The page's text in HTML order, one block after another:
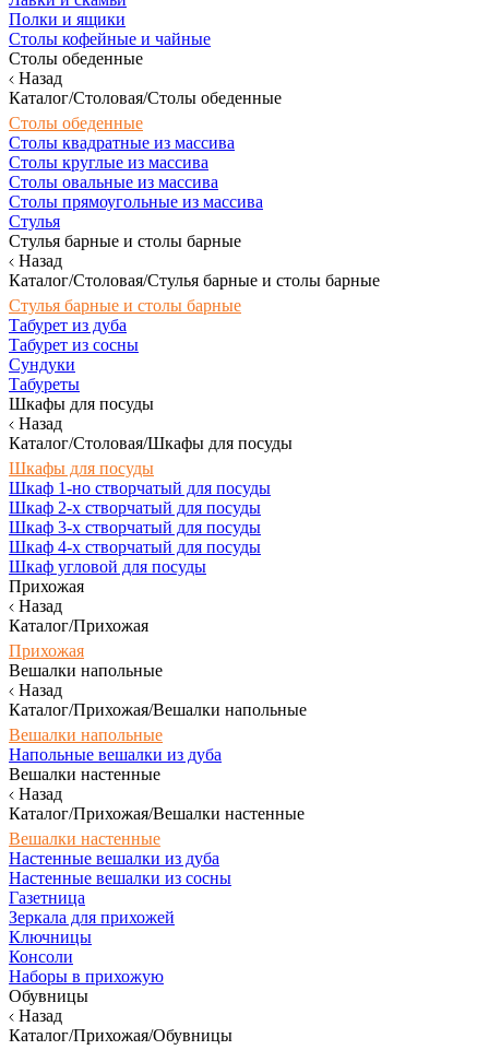
Полки и ящики
Столы кофейные и чайные
Столы обеденные
Назад
Каталог/Столовая/Столы обеденные
Столы обеденные
Столы квадратные из массива
Столы круглые из массива
Столы овальные из массива
Столы прямоугольные из массива
Стулья
Стулья барные и столы барные
Назад
Каталог/Столовая/Стулья барные и столы барные
Стулья барные и столы барные
Табурет из дуба
Табурет из сосны
Сундуки
Табуреты
Шкафы для посуды
Назад
Каталог/Столовая/Шкафы для посуды
Шкафы для посуды
Шкаф 1-но створчатый для посуды
Шкаф 2-х створчатый для посуды
Шкаф 3-х створчатый для посуды
Шкаф 4-х створчатый для посуды
Шкаф угловой для посуды
Прихожая
Назад
Каталог/Прихожая
Прихожая
Вешалки напольные
Назад
Каталог/Прихожая/Вешалки напольные
Вешалки напольные
Напольные вешалки из дуба
Вешалки настенные
Назад
Каталог/Прихожая/Вешалки настенные
Вешалки настенные
Настенные вешалки из дуба
Настенные вешалки из сосны
Газетница
Зеркала для прихожей
Ключницы
Консоли
Наборы в прихожую
Обувницы
Назад
Каталог/Прихожая/Обувницы